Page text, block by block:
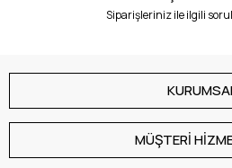
Siparişleriniz ile ilgili
MÜŞTERİ